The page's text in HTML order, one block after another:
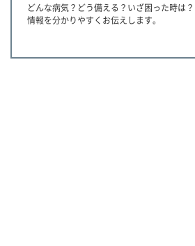
どんな病気？どう備える？いざ困った時は
情報を分かりやすくお伝えします。